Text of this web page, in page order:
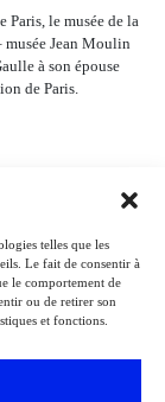
telles que les
Le fait de consentir à
le comportement de
ou de retirer son
et fonctions.
Paris, le musée de la
musée Jean Moulin
à son épouse
de Paris.
entre les années
a célébré la beauté
a habités à travers
carrière, l’artiste a